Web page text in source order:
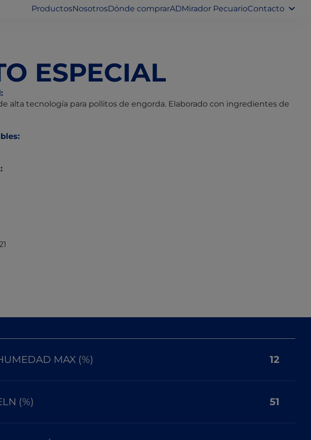
ProductosNosotrosDónde comprarADMirador PecuarioContacto
ESPECIAL
alta tecnología para pollitos de engorda. Elaborado con ingredientes de
MAX (%) 12
(%) 51